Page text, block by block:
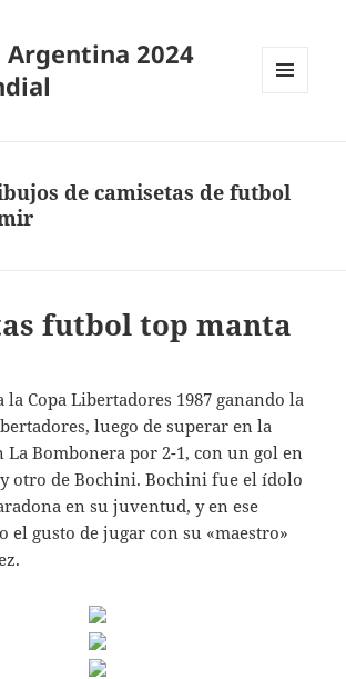
Argentina 2024
de camisetas de futbol
futbol top manta
la Copa Libertadores 1987 ganando la
luego de superar en la
La Bombonera por 2-1, con un gol en
otro de Bochini. Bochini fue el ídolo
en su juventud, y en ese
el gusto de jugar con su «maestro»